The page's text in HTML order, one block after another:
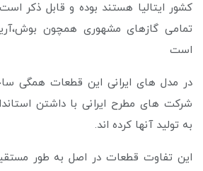
کشور ایتالیا هستند بوده و قابل ذکر
تمامی گازهای مشهوری همچون
است
در مدل های ایرانی این قطعات همگی
شرکت های مطرح ایرانی با داشتن
به تولید آنها کرده اند.
این تفاوت قطعات در اصل به طور